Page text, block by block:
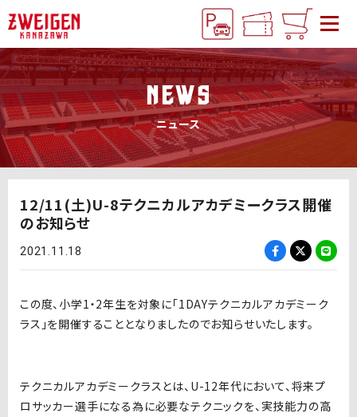
NEWS
ニュース
12/11(土)U-8テクニカルアカデミークラス開催
のお知らせ
2021.11.18
この度、小学1・2年生を対象に「1DAYテクニカルアカデミーク
ラス」を開催することとなりましたのでお知らせいたします。
テクニカルアカデミークラスとは、U-12年代において、将来プ
ロサッカー選手になる為に必要なテクニックを、実技能力の高